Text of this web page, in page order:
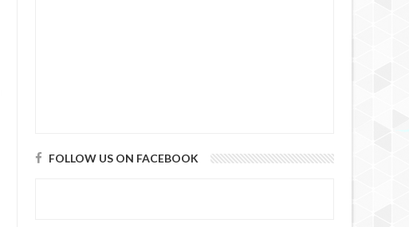
FOLLOW US ON FACEBOOK